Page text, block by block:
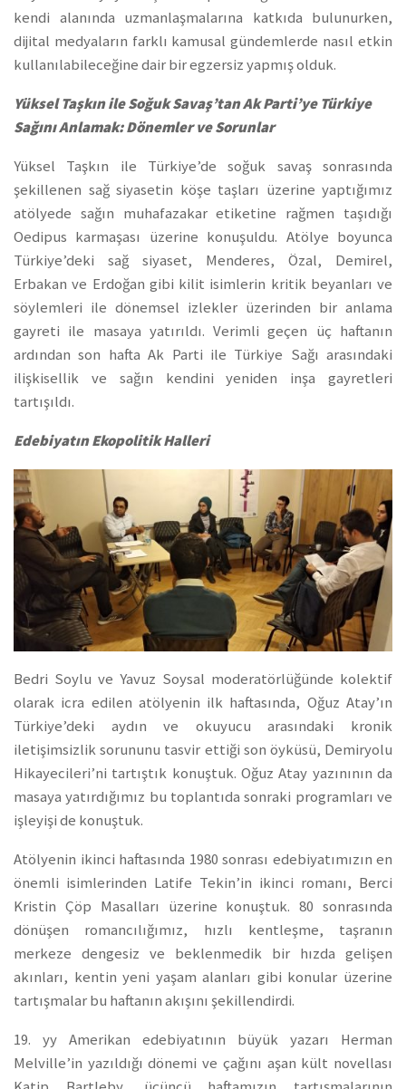
kendi alanında uzmanlaşmalarına katkıda bulunurken,
dijital medyaların farklı kamusal gündemlerde nasıl etkin
kullanılabileceğine dair bir egzersiz yapmış olduk.
Yüksel Taşkın ile Soğuk Savaş’tan Ak Parti’ye Türkiye
Sağını Anlamak: Dönemler ve Sorunlar
Yüksel Taşkın ile Türkiye’de soğuk savaş sonrasında
şekillenen sağ siyasetin köşe taşları üzerine yaptığımız
atölyede sağın muhafazakar etiketine rağmen taşıdığı
Oedipus karmaşası üzerine konuşuldu. Atölye boyunca
Türkiye’deki sağ siyaset, Menderes, Özal, Demirel,
Erbakan ve Erdoğan gibi kilit isimlerin kritik beyanları ve
söylemleri ile dönemsel izlekler üzerinden bir anlama
gayreti ile masaya yatırıldı. Verimli geçen üç haftanın
ardından son hafta Ak Parti ile Türkiye Sağı arasındaki
ilişkisellik ve sağın kendini yeniden inşa gayretleri
tartışıldı.
Edebiyatın Ekopolitik Halleri
Bedri Soylu ve Yavuz Soysal moderatörlüğünde kolektif
olarak icra edilen atölyenin ilk haftasında, Oğuz Atay’ın
Türkiye’deki aydın ve okuyucu arasındaki kronik
iletişimsizlik sorununu tasvir ettiği son öyküsü, Demiryolu
Hikayecileri’ni tartıştık konuştuk. Oğuz Atay yazınının da
masaya yatırdığımız bu toplantıda sonraki programları ve
işleyişi de konuştuk.
Atölyenin ikinci haftasında 1980 sonrası edebiyatımızın en
önemli isimlerinden Latife Tekin’in ikinci romanı, Berci
Kristin Çöp Masalları üzerine konuştuk. 80 sonrasında
dönüşen romancılığımız, hızlı kentleşme, taşranın
merkeze dengesiz ve beklenmedik bir hızda gelişen
akınları, kentin yeni yaşam alanları gibi konular üzerine
tartışmalar bu haftanın akışını şekillendirdi.
19. yy Amerikan edebiyatının büyük yazarı Herman
Melville’in yazıldığı dönemi ve çağını aşan kült novellası